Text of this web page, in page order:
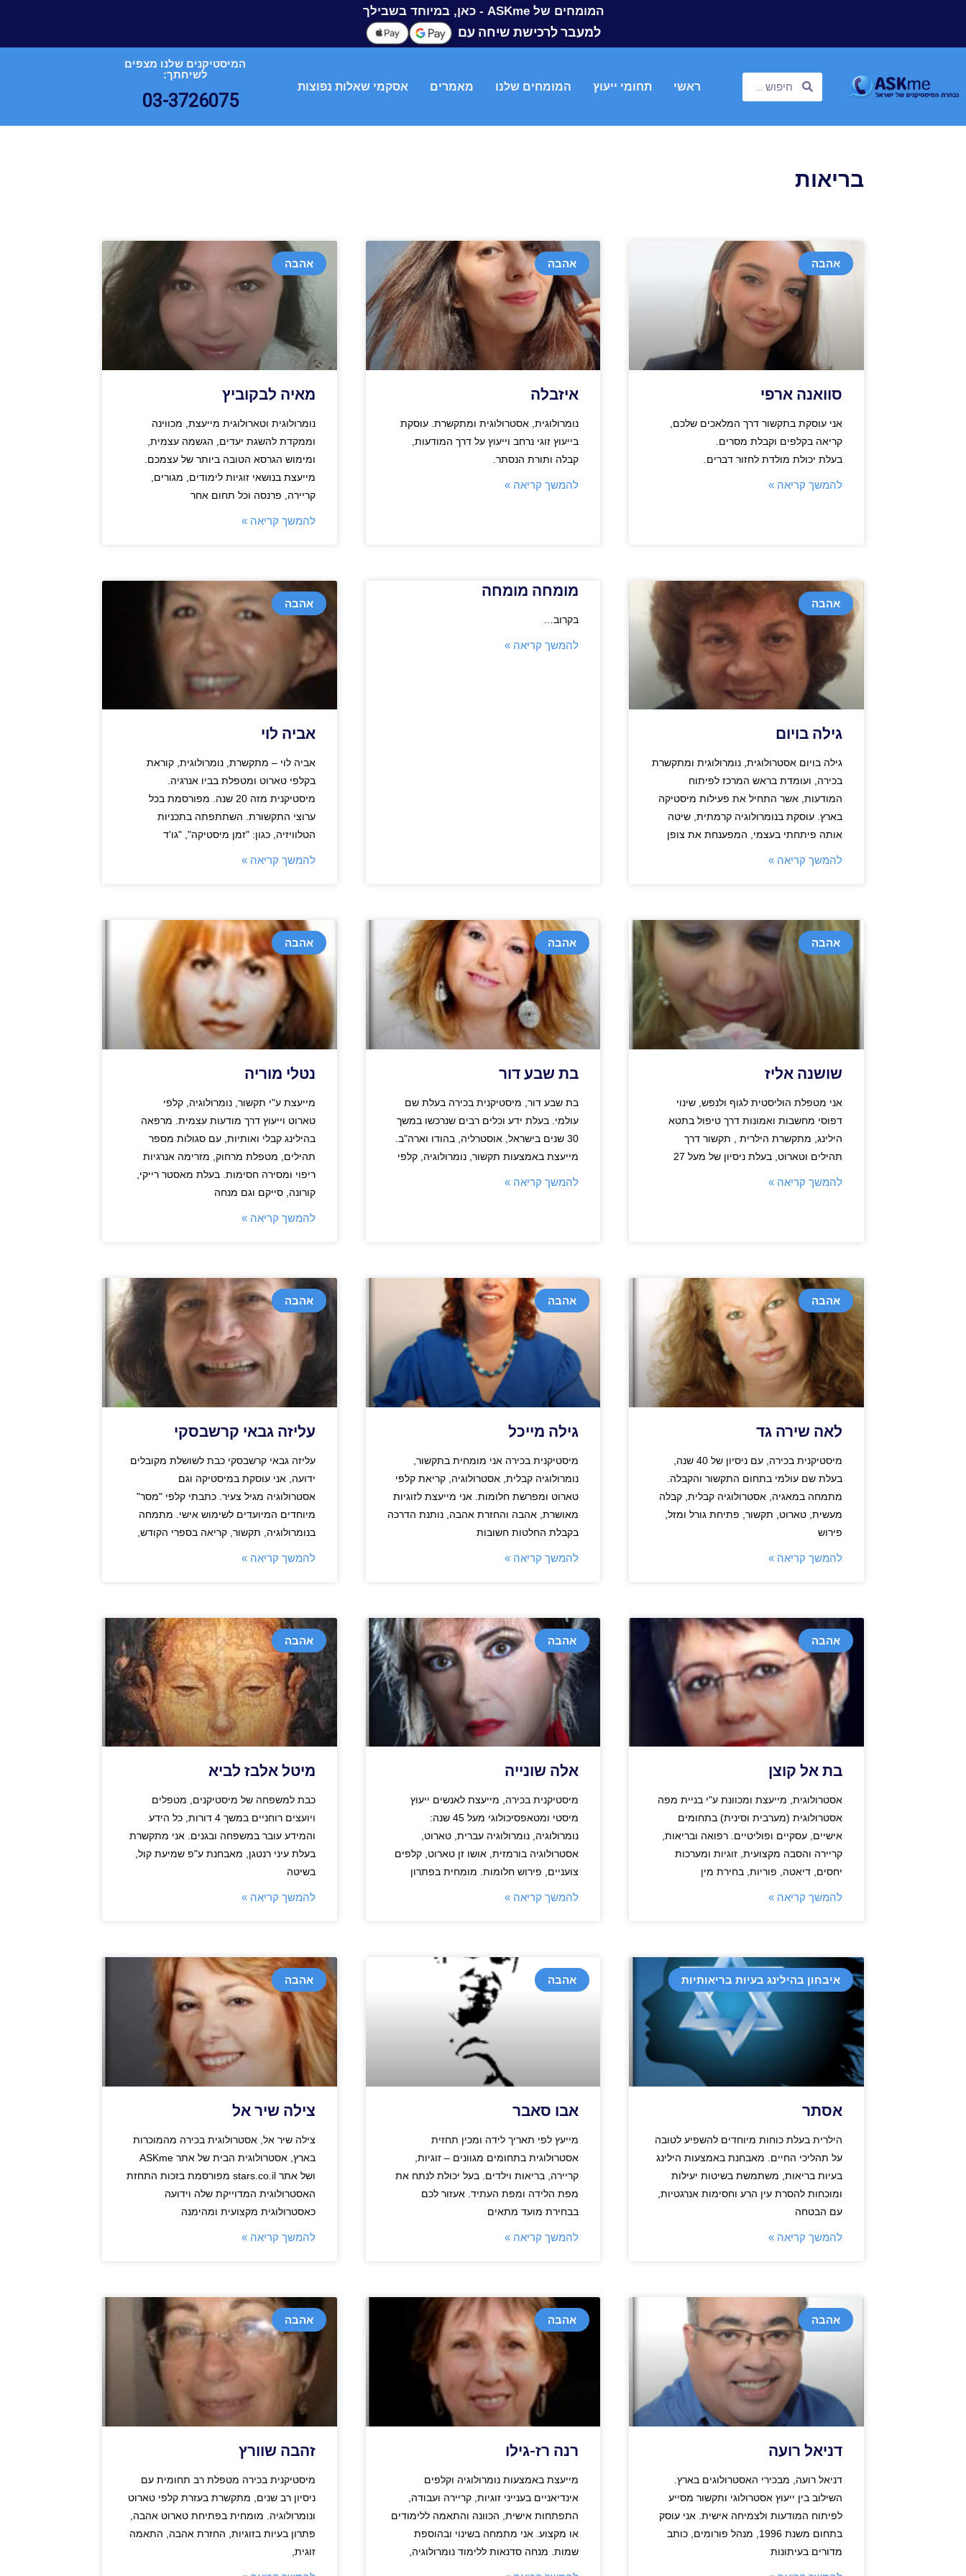
המומחים של ASKme - כאן, במיוחד בשבילך
למעבר לרכישת שיחה עם
ראשי תחומי ייעוץ המומחים שלנו מאמרים אסקמי שאלות נפוצות
המיסטיקנים שלנו מצפים
לשיחתך:
03-3726075
בריאות
אהבה
סוואנה ארפי
אני עוסקת בתקשור דרך המלאכים שלכם,
קריאה בקלפים וקבלת מסרים.
בעלת יכולת מולדת לחזור דברים.
להמשך קריאה »
אהבה
איזבלה
נומרולוגית, אסטרולוגית ומתקשרת. עוסקת
בייעוץ זוגי נרחב וייעוץ על דרך המודעות,
קבלה ותורת הנסתר.
להמשך קריאה »
אהבה
מאיה לבקוביץ
נומרולוגית וטארולוגית מייעצת, מכווינה
וממקדת להשגת יעדים, הגשמה עצמית,
ומימוש הגרסא הטובה ביותר של עצמכם.
מייעצת בנושאי זוגיות לימודים, מגורים,
קריירה, פרנסה וכל תחום אחר
להמשך קריאה »
אהבה
גילה בויום
גילה בויום אסטרולוגית, נומרולוגית ומתקשרת
בכירה, ועומדת בראש המרכז לפיתוח
המודעות, אשר התחיל את פעילות מיסטיקה
בארץ. עוסקת בנומרולוגיה קרמתית, שיטה
אותה פיתחתי בעצמי, המפענחת את צופן
להמשך קריאה »
מומחה מומחה
בקרוב…
להמשך קריאה »
אהבה
אביה לוי
אביה לוי – מתקשרת, נומרולוגית, קוראת
בקלפי טארוט ומטפלת בביו אנרגיה.
מיסטיקנית מזה 20 שנה. מפורסמת בכל
ערוצי התקשורת. השתתפתה בתכניות
הטלוויזיה, כגון: "זמן מיסטיקה", "גו'ד
להמשך קריאה »
אהבה
שושנה אליז
אני מטפלת הוליסטית לגוף ולנפש, שינוי
דפוסי מחשבות ואמונות דרך טיפול בתטא
הילינג, מתקשרת הילרית , תקשור דרך
תהילים וטארוט, בעלת ניסיון של מעל 27
להמשך קריאה »
אהבה
בת שבע דור
בת שבע דור, מיסטיקנית בכירה בעלת שם
עולמי. בעלת ידע וכלים רבים שנרכשו במשך
30 שנים בישראל, אוסטרליה, בהודו וארה"ב.
מייעצת באמצעות תקשור, נומרולוגיה, קלפי
להמשך קריאה »
אהבה
נטלי מוריה
מייעצת ע"י תקשור, נומרולוגיה, קלפי
טארוט וייעוץ דרך מודעות עצמית. מרפאה
בהילינג קבלי ואותיות, עם סגולות מספר
תהילים, מטפלת מרחוק, מזרימה אנרגיות
ריפוי ומסירה חסימות. בעלת מאסטר רייקי,
קורונה, סייקם וגם מנחה
להמשך קריאה »
אהבה
לאה שירה גד
מיסטיקנית בכירה, עם ניסיון של 40 שנה,
בעלת שם עולמי בתחום התקשור והקבלה.
מתמחה במאגיה, אסטרולוגיה קבלית, קבלה
מעשית, טארוט, תקשור, פתיחת גורל ומזל,
פירוש
להמשך קריאה »
אהבה
גילה מייכל
מיסטיקנית בכירה אני מומחית בתקשור,
נומרולוגיה קבלית, אסטרולוגיה, קריאת קלפי
טארוט ומפרשת חלומות. אני מייעצת לזוגיות
מאושרת, אהבה והחזרת אהבה, נותנת הדרכה
בקבלת החלטות חשובות
להמשך קריאה »
אהבה
עליזה גבאי קרשבסקי
עליזה גבאי קרשבסקי כבת לשושלת מקובלים
ידועה, אני עוסקת במיסטיקה וגם
אסטרולוגיה מגיל צעיר. כתבתי קלפי "מסר"
מיוחדים המיועדים לשימוש אישי. מתמחה
בנומרולוגיה, תקשור, קריאה בספרי הקודש,
להמשך קריאה »
אהבה
בת אל קוצן
אסטרולוגית, מייעצת ומכוונת ע"י בניית מפה
אסטרולוגית (מערבית וסינית) בתחומים
אישיים, עסקיים ופוליטיים. רפואה ובריאות,
קריירה והסבה מקצועית, זוגיות ומערכות
יחסים, דיאטה, פוריות, בחירת מין
להמשך קריאה »
אהבה
אלה שונייה
מיסטיקנית בכירה, מייעצת לאנשים ייעוץ
מיסטי ומטאפסיכולוגי מעל 45 שנה:
נומרולוגיה, נומרולוגיה עברית, טארוט,
אסטרולוגיה בורמזית, אושו זן טארוט, קלפים
צועניים, פירוש חלומות. מומחית בפתרון
להמשך קריאה »
אהבה
מיטל אלבז לביא
כבת למשפחה של מיסטיקנים, מטפלים
ויועצים רוחניים במשך 4 דורות, כל הידע
והמידע עובר במשפחה ובגנים. אני מתקשרת
בעלת עיני רנטגן, מאבחנת ע"פ שמיעת קול,
בשיטה
להמשך קריאה »
איבחון בהילינג בעיות בריאותיות
אסתר
הילרית בעלת כוחות מיוחדים להשפיע לטובה
על תהליכי החיים. מאבחנת באמצעות הילינג
בעיות בריאות, משתמשת בשיטות יעילות
ומוכחות להסרת עין הרע וחסימות אנרגטיות,
עם הבטחה
להמשך קריאה »
אהבה
אבו סאבר
מייעץ לפי תאריך לידה ומכין תחזית
אסטרולוגית בתחומים מגוונים – זוגיות,
קריירה, בריאות וילדים. בעל יכולת לנתח את
מפת הלידה ומפת העתיד. אעזור לכם
בבחירת מועד מתאים
להמשך קריאה »
אהבה
צילה שיר אל
צילה שיר אל, אסטרולוגית בכירה מהמוכרות
בארץ, אסטרולוגית הבית של אתר ASKme
ושל אתר stars.co.il מפורסמת בזכות התחזת
האסטרולוגית המדוייקת שלה וידועה
כאסטרולוגית מקצועית ומהימנה
להמשך קריאה »
אהבה
דניאל רועה
דניאל רועה, מבכירי האסטרולוגים בארץ.
השילוב בין ייעוץ אסטרולוגי ותקשור מסייע
לפיתוח המודעות ולצמיחה אישית. אני עוסק
בתחום משנת 1996, מנהל פורומים, כותב
מדורים בעיתונות
אהבה
רנה רז-גילו
מייעצת באמצעות נומרולוגיה וקלפים
אינדיאניים בענייני זוגיות, קריירה ועבודה,
התפתחות אישית, הכוונה והתאמה ללימודים
או מקצוע. אני מתמחה בשינוי ובהוספת
שמות. מנחה סדנאות ללימוד נומרולוגיה,
אהבה
זהבה שוורץ
מיסטיקנית בכירה מטפלת רב תחומית עם
ניסיון רב שנים, מתקשרת בעזרת קלפי טארוט
ונומרולוגיה. מומחית בפתיחת טארוט אהבה,
פתרון בעיות בזוגיות, החזרת אהבה, התאמה
זוגית,